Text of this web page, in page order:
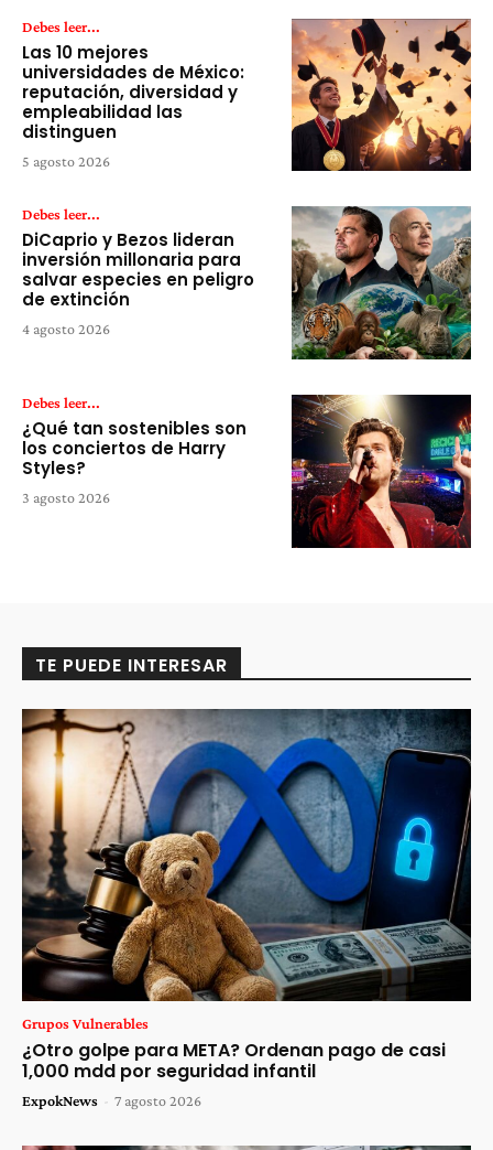
Debes leer...
Las 10 mejores
universidades de México:
reputación, diversidad y
empleabilidad las
distinguen
5 agosto 2026
Debes leer...
DiCaprio y Bezos lideran
inversión millonaria para
salvar especies en peligro
de extinción
4 agosto 2026
Debes leer...
¿Qué tan sostenibles son
los conciertos de Harry
Styles?
3 agosto 2026
TE PUEDE INTERESAR
Grupos Vulnerables
¿Otro golpe para META? Ordenan pago de casi
1,000 mdd por seguridad infantil
ExpokNews - 7 agosto 2026